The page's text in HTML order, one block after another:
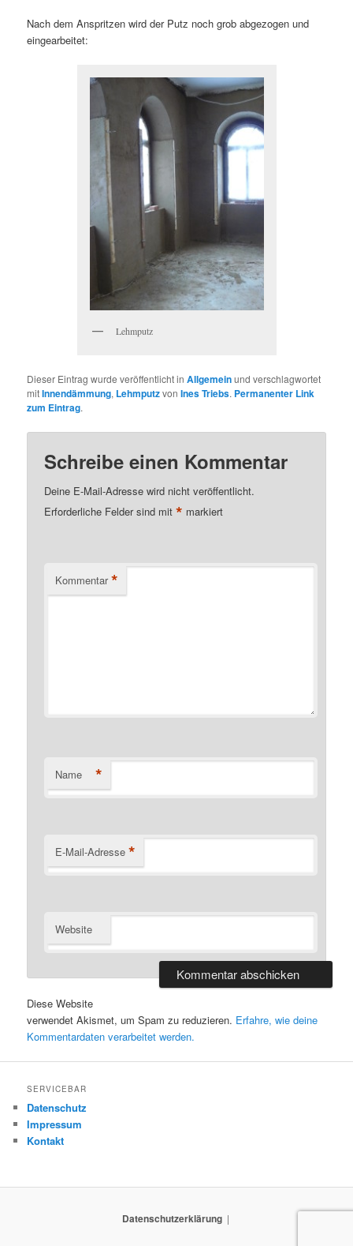
Nach dem Anspritzen wird der Putz noch grob abgezogen und
eingearbeitet:
Lehmputz
Dieser Eintrag wurde veröffentlicht inAllgemeinund verschlagwortet
mitInnendämmung, LehmputzvonInes Triebs. Permanenter Link
zum Eintrag.
Schreibe einen Kommentar
Deine E-Mail-Adresse wird nicht veröffentlicht.
Erforderliche Felder sind mit* markiert
Kommentar *
Name *
E-Mail-Adresse *
Website
Diese Website
verwendet Akismet, um Spam zu reduzieren. Erfahre, wie deine
Kommentardaten verarbeitet werden.
SERVICEBAR
Datenschutz
Impressum
Kontakt
Datenschutzerklärung